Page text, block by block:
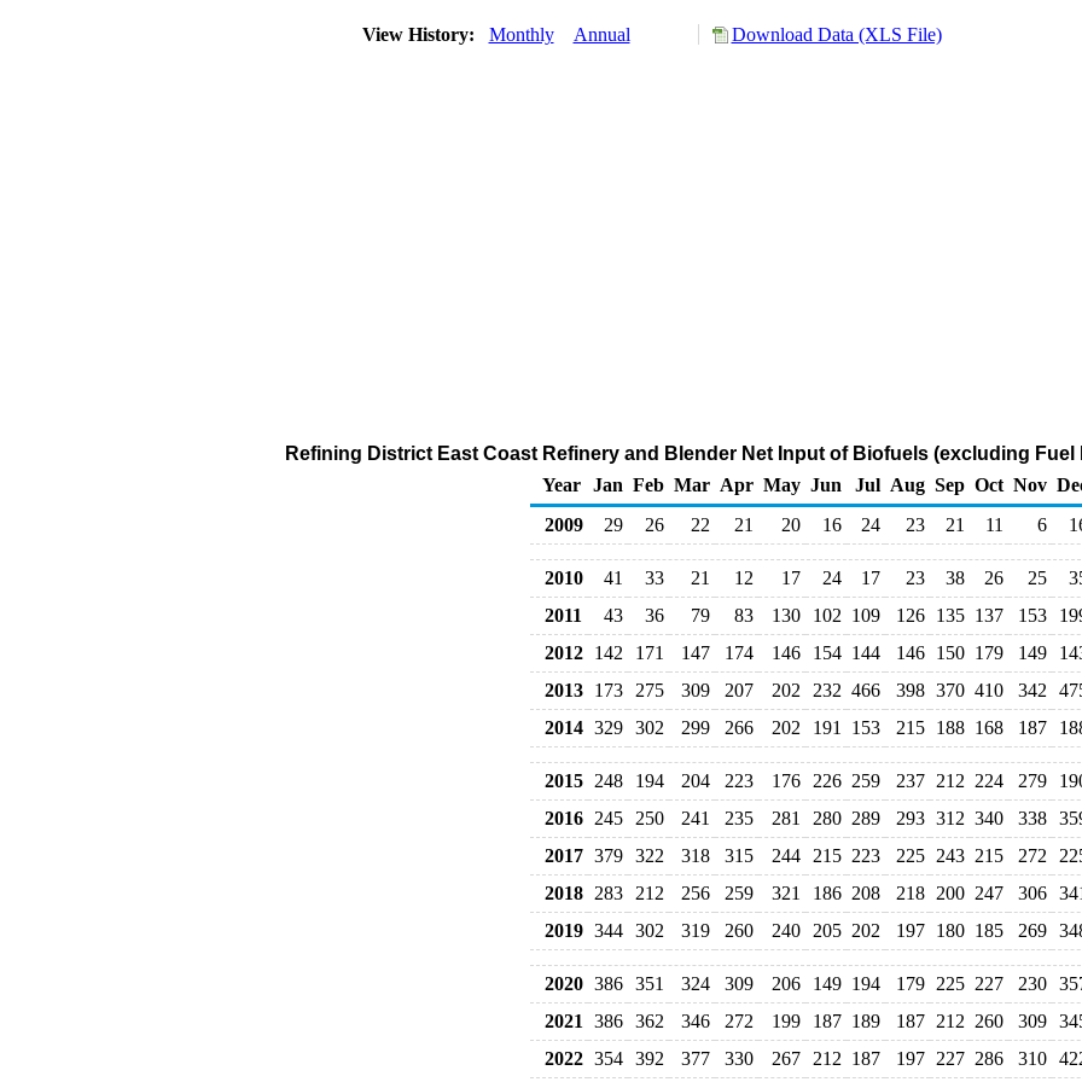
View History: Monthly Annual Download Data (XLS File)
Refining District East Coast Refinery and Blender Net Input of Biofuels (excluding
Year Jan Feb Mar Apr May Jun Jul Aug Sep Oct Nov
2009
29 26 22 21 20 16 24 23 21 11 6
2010 41 33 21 12 17 24 17 23 38 26 25
2011
43 36 79 83 130 102 109 126 135 137 153
2012 142 171 147 174 146 154 144 146 150 179 149
2013 173 275 309 207 202 232 466 398 370 410 342
2014 329 302 299 266 202 191 153 215 188 168 187
2015 248 194 204 223 176 226 259 237 212 224 279
2016 245 250 241 235 281 280 289 293 312 340 338
2017 379 322 318 315 244 215 223 225 243 215 272
2018 283 212 256 259 321 186 208 218 200 247 306
2019 344 302 319 260 240 205 202 197 180 185 269
2020 386 351 324 309 206 149 194 179 225 227 230
2021
386 362 346 272 199 187 189 187 212 260 309
2022 354 392 377 330 267 212 187 197 227 286 310